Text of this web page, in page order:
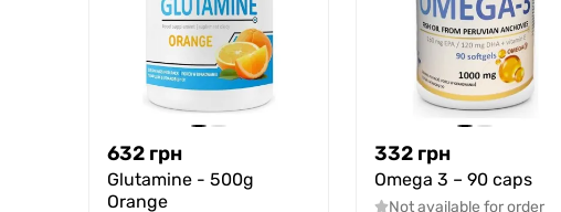
632 грн
Glutamine - 500g
Orange
332 грн
Omega 3 – 90 caps
Not available for order